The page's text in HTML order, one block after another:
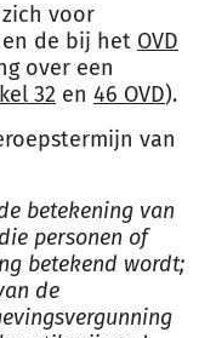
voor
de bij het OVD
over een
32 en 46 OVD).
van
betekening van
personen of
betekend wordt;
de